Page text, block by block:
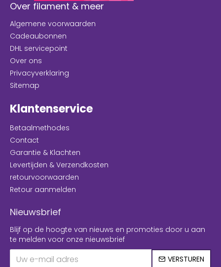
Over filament & meer
Algemene voorwaarden
Cadeaubonnen
DHL servicepoint
Over ons
Privacyverklaring
Sitemap
Klantenservice
Betaalmethodes
Contact
Garantie & Klachten
Levertijden & Verzendkosten
retourvoorwaarden
Retour aanmelden
Nieuwsbrief
Blijf op de hoogte van nieuws en promoties door u aan
te melden voor onze nieuwsbrief
VERSTUREN